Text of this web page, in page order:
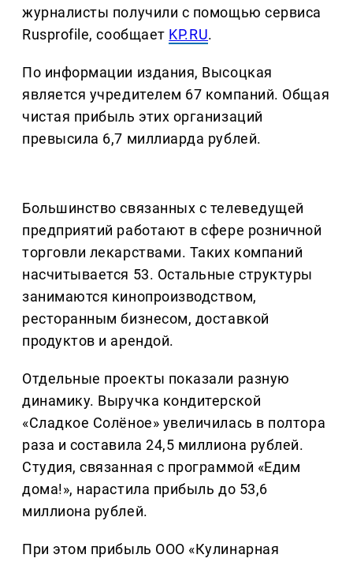
журналисты получили с помощью сервиса
Rusprofile, сообщает KP.RU.
По информации издания, Высоцкая
является учредителем 67 компаний. Общая
чистая прибыль этих организаций
превысила 6,7 миллиарда рублей.
Большинство связанных с телеведущей
предприятий работают в сфере розничной
торговли лекарствами. Таких компаний
насчитывается 53. Остальные структуры
занимаются кинопроизводством,
ресторанным бизнесом, доставкой
продуктов и арендой.
Отдельные проекты показали разную
динамику. Выручка кондитерской
«Сладкое Солёное» увеличилась в полтора
раза и составила 24,5 миллиона рублей.
Студия, связанная с программой «Едим
дома!», нарастила прибыль до 53,6
миллиона рублей.
При этом прибыль ООО «Кулинарная